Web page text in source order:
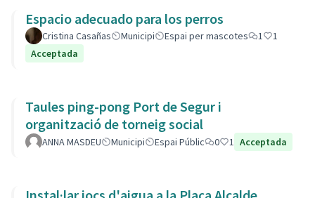
Espacio adecuado para los perros
Cristina Casañas Municipi Espai per mascotes 1
1
Acceptada
Taules ping-pong Port de Segur i
organització de torneig social
ANNA MASDEU Municipi Espai Públic 0 1 Acceptada